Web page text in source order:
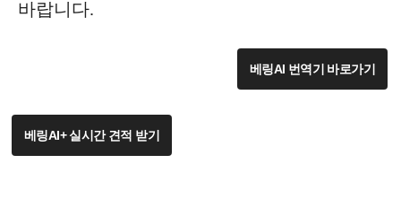
바랍니다.
베링AI 번역기 바로가기
베링AI+ 실시간 견적 받기